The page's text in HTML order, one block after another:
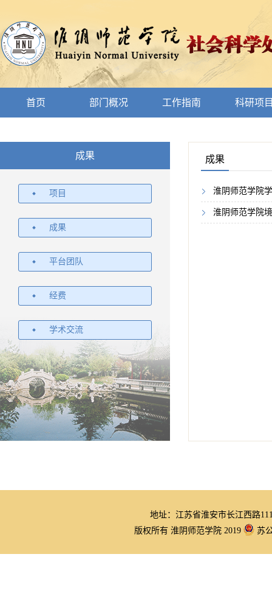
首页 部门概况 工作指南 科研项
成果
项目
成果
平台团队
经费
学术交流
成果
淮阴师范学院
淮阴师范学院
地址：江苏省淮安市长江西路
版权所有 淮阴师范学院 2019
苏